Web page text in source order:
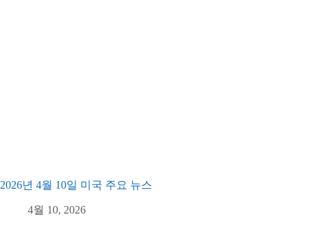
2026년 4월 10일 미국 주요 뉴스
4월 10, 2026